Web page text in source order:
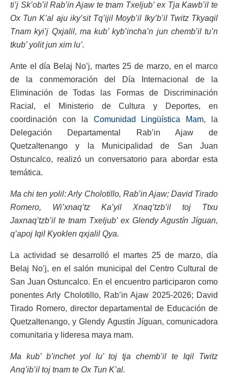
ti’j Sk’ob’il Rab’in Ajaw te tnam Txeljub’ ex Tja Kawb’il te
Ox Tun K’al aju iky’sit Tq’ijil Moyb’il Iky’b’il Twitz Tkyaqil
Tnam kyi’j Qxjalil, ma kub’ kyb’incha’n jun chemb’il tu’n
tkub’ yolit jun xim lu’.
Ante el día Belaj No’j, martes 25 de marzo, en el marco
de la conmemoración del Día Internacional de la
Eliminación de Todas las Formas de Discriminación
Racial, el Ministerio de Cultura y Deportes, en
coordinación con la Comunidad Lingüística Mam, la
Delegación Departamental Rab’in Ajaw de
Quetzaltenango y la Municipalidad de San Juan
Ostuncalco, realizó un conversatorio para abordar esta
temática.
Ma chi ten yolil: Arly Cholotillo, Rab’in Ajaw; David Tirado
Romero, Wi’xnaq’tz Ka’yil Xnaq’tzb’il toj Ttxu
Jaxnaq’tzb’il te tnam Txeljub’ ex Glendy Agustín Jíguan,
q’apoj Iqil Kyoklen qxjalil Qya.
La actividad se desarrolló el martes 25 de marzo, día
Belaj No’j, en el salón municipal del Centro Cultural de
San Juan Ostuncalco. En el encuentro participaron como
ponentes Arly Cholotillo, Rab’in Ajaw 2025-2026; David
Tirado Romero, director departamental de Educación de
Quetzaltenango, y Glendy Agustín Jíguan, comunicadora
comunitaria y lideresa maya mam.
Ma kub’ b’inchet yol lu’ toj tja chemb’il te Iqil Twitz
Anq’ib’il toj tnam te Ox Tun K’al.